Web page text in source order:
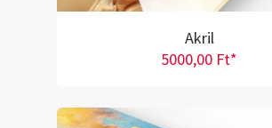
Akril
5000,00 Ft*